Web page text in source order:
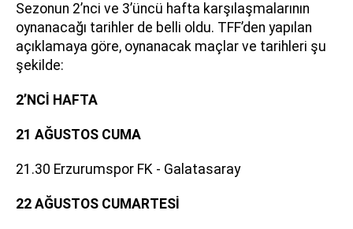
Sezonun 2’nci ve 3’üncü hafta karşılaşmalarının
oynanacağı tarihler de belli oldu. TFF’den yapılan
açıklamaya göre, oynanacak maçlar ve tarihleri şu
şekilde:
2’NCİ HAFTA
21 AĞUSTOS CUMA
21.30 Erzurumspor FK - Galatasaray
22 AĞUSTOS CUMARTESİ